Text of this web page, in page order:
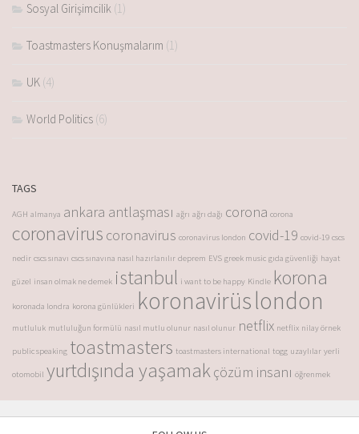
Sosyal Girişimcilik (1)
Toastmasters Konuşmalarım (1)
UK (4)
World Politics (6)
TAGS
AGH almanya ankara antlaşması ağrı ağrı dağı corona corona
coronavirus coronavirus coronavirus london covid-19 covid-19 cscs
nedir cscs sınavı cscs sınavına nasıl hazırlanılır deprem EVS greek music gıda güvenliği hayat
güzel insan olmak ne demek istanbul i want to be happy Kindle korona
koronada londra korona günlükleri koronavirüslondon
mutluluk mutluluğun formülü nasıl mutlu olunur nasıl olunur netflix netflix nilay örnek
public speaking toastmasters toastmasters international togg uzaylılar yerli
otomobil yurtdışında yaşamakçözüm insanı öğrenmek